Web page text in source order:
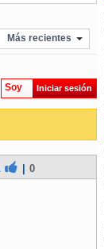
Más recientes
Soy Iniciar sesión
0